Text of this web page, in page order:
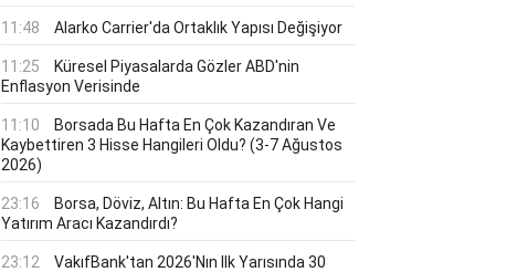
11:48 Alarko Carrier'da Ortaklık Yapısı Değişiyor
11:25
Küresel Piyasalarda Gözler ABD'nin
Enflasyon Verisinde
11:10
Borsada Bu Hafta En Çok Kazandıran Ve
Kaybettiren 3 Hisse Hangileri Oldu? (3-7 Ağustos
2026)
23:16
Borsa, Döviz, Altın: Bu Hafta En Çok Hangi
Yatırım Aracı Kazandırdı?
23:12
VakıfBank'tan 2026'nın Ilk Yarısında 30